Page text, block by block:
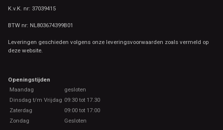
K.v.K. nr: 37039415
BTW nr: NL803674399B01
Leveringen geschieden volgens onze leveringsvoorwaarden zoals vermeld op
deze website.
Openingstijden
Maandag
gesloten
Dinsdag t/m Vrijdag 09:30 tot 17.30
Zaterdag
09:00 tot 17:00
Zondag
Gesloten